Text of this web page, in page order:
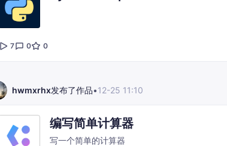
7 0 0
hwmxrhx发布了作品•12-25 11:10
编写简单计算器
写一个简单的计算器